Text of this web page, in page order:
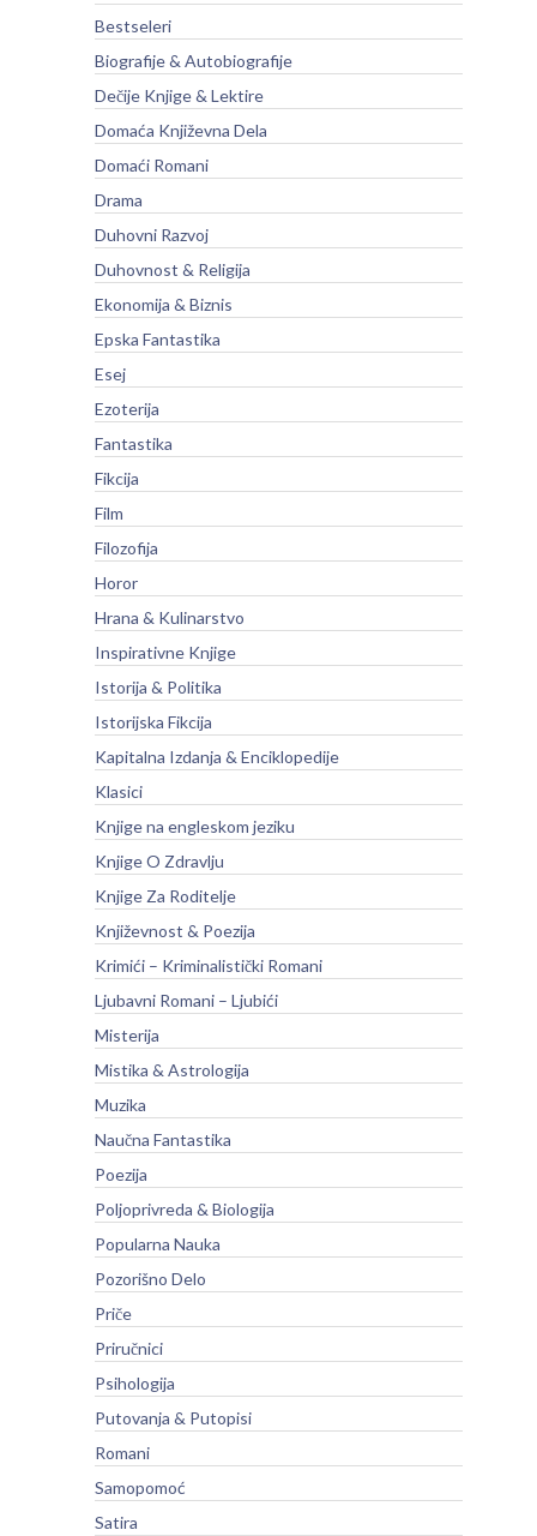
Bestseleri
Biografije & Autobiografije
Dečije Knjige & Lektire
Domaća Književna Dela
Domaći Romani
Drama
Duhovni Razvoj
Duhovnost & Religija
Ekonomija & Biznis
Epska Fantastika
Esej
Ezoterija
Fantastika
Fikcija
Film
Filozofija
Horor
Hrana & Kulinarstvo
Inspirativne Knjige
Istorija & Politika
Istorijska Fikcija
Kapitalna Izdanja & Enciklopedije
Klasici
Knjige na engleskom jeziku
Knjige O Zdravlju
Knjige Za Roditelje
Književnost & Poezija
Krimići – Kriminalistički Romani
Ljubavni Romani – Ljubići
Misterija
Mistika & Astrologija
Muzika
Naučna Fantastika
Poezija
Poljoprivreda & Biologija
Popularna Nauka
Pozorišno Delo
Priče
Priručnici
Psihologija
Putovanja & Putopisi
Romani
Samopomoć
Satira